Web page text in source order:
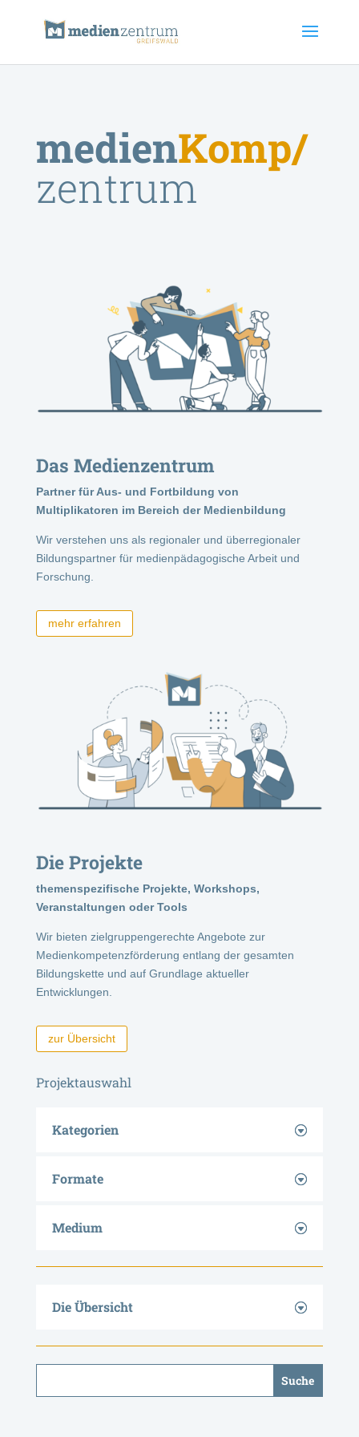
medienK/
zentrum
Das Medienzentrum
Partner für Aus- und Fortbildung von
Multiplikatoren im Bereich der Medienbildung
Wir verstehen uns als regionaler und überregionaler
Bildungspartner für medienpädagogische Arbeit und
Forschung.
mehr erfahren
Die Projekte
themenspezifische Projekte, Workshops,
Veranstaltungen oder Tools
Wir bieten zielgruppengerechte Angebote zur
Medienkompetenzförderung entlang der gesamten
Bildungskette und auf Grundlage aktueller
Entwicklungen.
zur Übersicht
Projektauswahl
Kategorien
Formate
Medium
Die Übersicht